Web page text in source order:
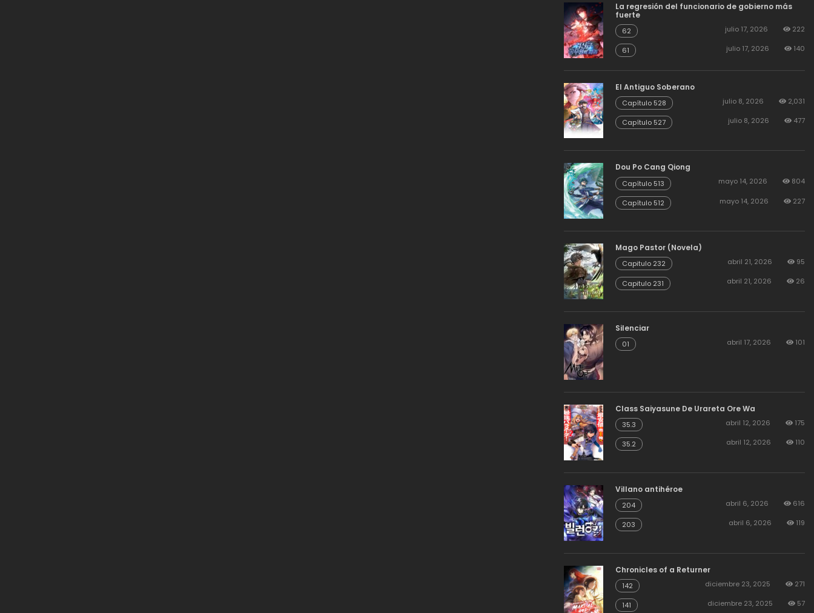
La regresión del funcionario de gobierno más
fuerte
62 julio 17, 2026 222
61 julio 17, 2026 140
El Antiguo Soberano
Capítulo 528 julio 8, 2026 2,031
Capítulo 527 julio 8, 2026 477
Dou Po Cang Qiong
Capítulo 513 mayo 14, 2026 804
Capítulo 512 mayo 14, 2026 227
Mago Pastor (Novela)
Capitulo 232 abril 21, 2026 95
Capitulo 231 abril 21, 2026 26
Silenciar
01 abril 17, 2026 101
Class Saiyasune De Urareta Ore Wa
35.3 abril 12, 2026 175
35.2 abril 12, 2026 110
Villano antihéroe
204 abril 6, 2026 616
203 abril 6, 2026 119
Chronicles of a Returner
142 diciembre 23, 2025 271
141 diciembre 23, 2025 57